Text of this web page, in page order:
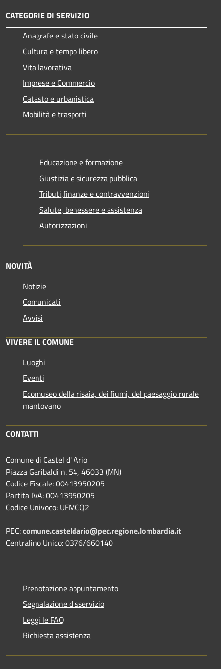
CATEGORIE DI SERVIZIO
Anagrafe e stato civile
Cultura e tempo libero
Vita lavorativa
Imprese e Commercio
Catasto e urbanistica
Mobilità e trasporti
Educazione e formazione
Giustizia e sicurezza pubblica
Tributi,finanze e contravvenzioni
Salute, benessere e assistenza
Autorizzazioni
NOVITÀ
Notizie
Comunicati
Avvisi
VIVERE IL COMUNE
Luoghi
Eventi
Ecomuseo della risaia, dei fiumi, del paesaggio rurale
mantovano
CONTATTI
Comune di Castel d' Ario
Piazza Garibaldi n. 54, 46033 (MN)
Codice Fiscale: 00413950205
Partita IVA: 00413950205
Codice Univoco: UFMCQ2
PEC:comune.casteldario@pec.regione.lombardia.it
Centralino Unico: 0376/660140
Prenotazione appuntamento
Segnalazione disservizio
Leggi le FAQ
Richiesta assistenza